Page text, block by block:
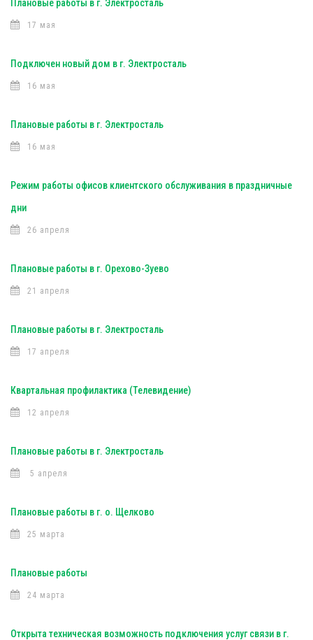
Плановые работы в г. Электросталь
17 мая
Подключен новый дом в г. Электросталь
16 мая
Плановые работы в г. Электросталь
16 мая
Режим работы офисов клиентского обслуживания в праздничные
дни
26 апреля
Плановые работы в г. Орехово-Зуево
21 апреля
Плановые работы в г. Электросталь
17 апреля
Квартальная профилактика (Телевидение)
12 апреля
Плановые работы в г. Электросталь
5 апреля
Плановые работы в г. о. Щелково
25 марта
Плановые работы
24 марта
Открыта техническая возможность подключения услуг связи в г.